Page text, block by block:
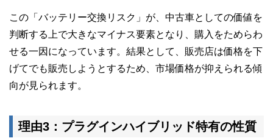
この「バッテリー交換リスク」が、中古車としての価値を
判断する上で大きなマイナス要素となり、購入をためらわ
せる一因になっています。結果として、販売店は価格を下
げてでも販売しようとするため、市場価格が抑えられる傾
向が見られます。
理由3：プラグインハイブリッド特有の性質